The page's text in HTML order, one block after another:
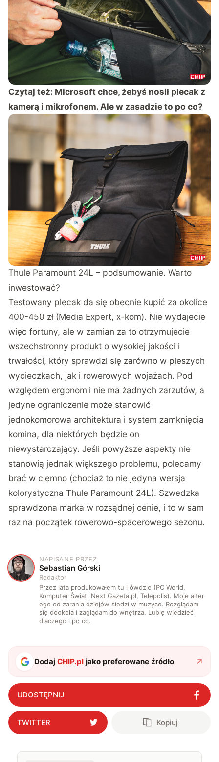
Czytaj też: Microsoft chce, żebyś nosił plecak z
kamerą i mikrofonem. Ale w zasadzie to po co?
Thule Paramount 24L – podsumowanie. Warto
inwestować?
Testowany plecak da się obecnie kupić za okolice
400-450 zł (Media Expert, x-kom). Nie wydajecie
więc fortuny, ale w zamian za to otrzymujecie
wszechstronny produkt o wysokiej jakości i
trwałości, który sprawdzi się zarówno w pieszych
wycieczkach, jak i rowerowych wojażach. Pod
względem ergonomii nie ma żadnych zarzutów, a
jedyne ograniczenie może stanowić
jednokomorowa architektura i system zamknięcia
komina, dla niektórych będzie on
niewystarczający. Jeśli powyższe aspekty nie
stanowią jednak większego problemu, polecamy
brać w ciemno (chociaż to nie jedyna wersja
kolorystyczna Thule Paramount 24L). Szwedzka
sprawdzona marka w rozsądnej cenie, i to w sam
raz na początek rowerowo-spacerowego sezonu.
S
NAPISANE PRZEZ
Sebastian Górski
Redaktor
Przez lata produkowałem tu i ówdzie (PC World,
Komputer Świat, Next Gazeta.pl, Telepolis). Moje alter
ego od zarania dziejów siedzi w muzyce. Rozglądam
się dookoła i zaglądam do wnętrza. Lubię wiedzieć
dlaczego i po co.
DodajCHIP.pl jako preferowane źródło
UDOSTĘPNIJ
TWITTER Kopiuj